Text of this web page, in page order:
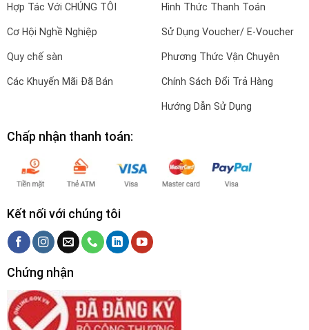
Hợp Tác Với CHÚNG TÔI
Cơ Hội Nghề Nghiệp
Quy chế sàn
Các Khuyến Mãi Đã Bán
Hình Thức Thanh Toán
Sử Dụng Voucher/ E-Voucher
Phương Thức Vận Chuyên
Chính Sách Đổi Trả Hàng
Hướng Dẫn Sử Dụng
Chấp nhận thanh toán:
Kết nối với chúng tôi
Chứng nhận